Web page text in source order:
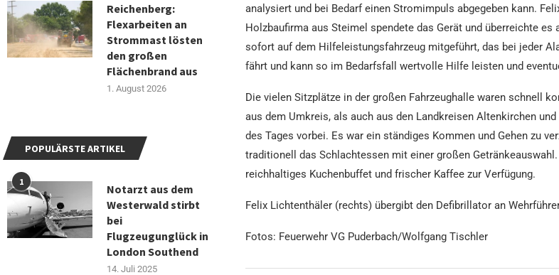
analysiert und bei Bedarf einen Stromimpuls abgegeben kann.
Holzbaufirma aus Steimel spendete das Gerät und überreichte es
sofort auf dem Hilfeleistungsfahrzeug mitgeführt, das bei jeder
fährt und kann so im Bedarfsfall wertvolle Hilfe leisten und
Die vielen Sitzplätze in der großen Fahrzeughalle waren schnell
aus dem Umkreis, als auch aus den Landkreisen Altenkirchen
des Tages vorbei. Es war ein ständiges Kommen und Gehen zu
traditionell das Schlachtessen mit einer großen
reichhaltiges Kuchenbuffet und frischer Kaffee zur Verfügung.
Felix Lichtenthäler (rechts) übergibt den Defibrillator an
Fotos: Feuerwehr VG Puderbach/Wolfgang Tischler
Reichenberg:
Flexarbeiten an
Strommast lösten
den großen
Flächenbrand aus
1. August 2026
POPULÄRSTE ARTIKEL
1
Notarzt aus dem
Westerwald stirbt
bei
Flugzeugunglück in
London Southend
14. Juli 2025